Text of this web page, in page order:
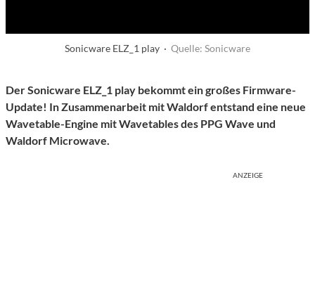
Sonicware ELZ_1 play · Quelle: Sonicware
Der Sonicware ELZ_1 play bekommt ein großes Firmware-
Update! In Zusammenarbeit mit Waldorf entstand eine neue
Wavetable-Engine mit Wavetables des PPG Wave und
Waldorf Microwave.
ANZEIGE